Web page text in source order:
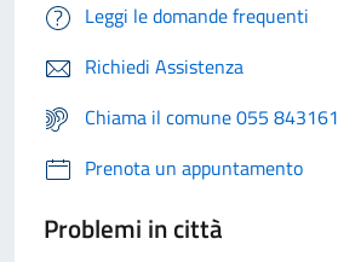
Leggi le domande frequenti
Richiedi Assistenza
Chiama il comune 055 843161
Prenota un appuntamento
Problemi in città